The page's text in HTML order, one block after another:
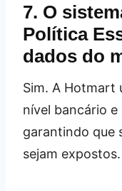
7. O
Política
dados do
Sim. A Hotmart
nível bancário e
garantindo que
sejam expostos.